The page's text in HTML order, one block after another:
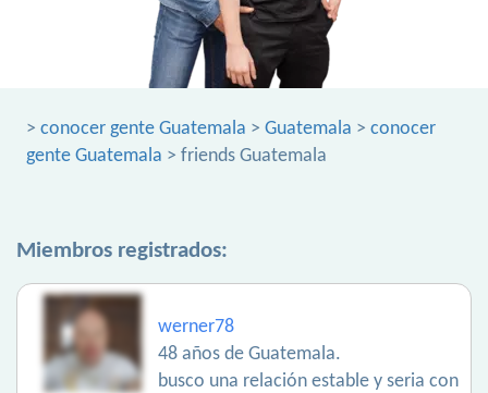
> conocer gente Guatemala > Guatemala > conocer
gente Guatemala > friends Guatemala
Miembros registrados:
werner78
48 años de Guatemala.
busco una relación estable y seria con